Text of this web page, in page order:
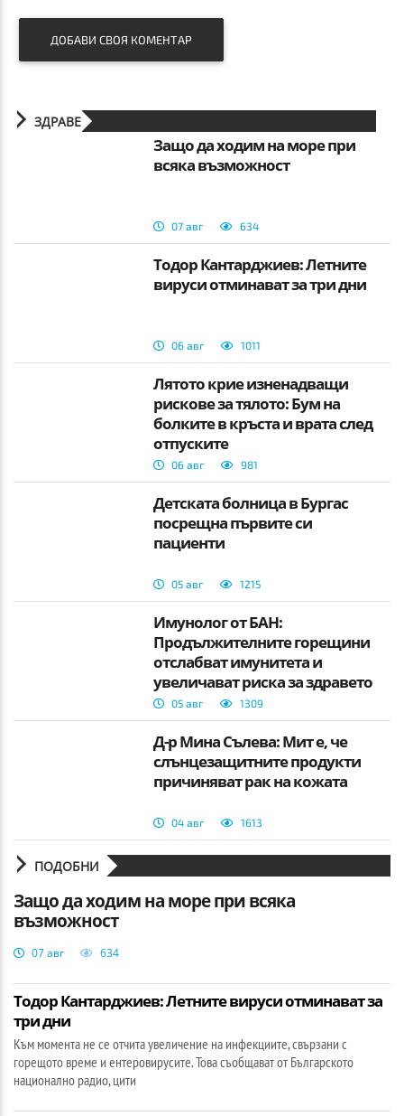
ДОБАВИ СВОЯ КОМЕНТАР
ЗДРАВЕ
Защо да ходим на море при
всяка възможност
07 авг 634
Тодор Кантарджиев: Летните
вируси отминават за три дни
06 авг 1011
Лятото крие изненадващи
рискове за тялото: Бум на
болките в кръста и врата след
отпуските
06 авг 981
Детската болница в Бургас
посрещна първите си
пациенти
05 авг 1215
Имунолог от БАН:
Продължителните горещини
отслабват имунитета и
увеличават риска за здравето
05 авг 1309
Д-р Мина Сълева: Мит е, че
слънцезащитните продукти
причиняват рак на кожата
04 авг 1613
ПОДОБНИ
Защо да ходим на море при всяка
възможност
07 авг 634
Тодор Кантарджиев: Летните вируси отминават за
три дни
Към момента не се отчита увеличение на инфекциите, свързани с
горещото време и ентеровирусите. Това съобщават от Българското
национално радио, цити